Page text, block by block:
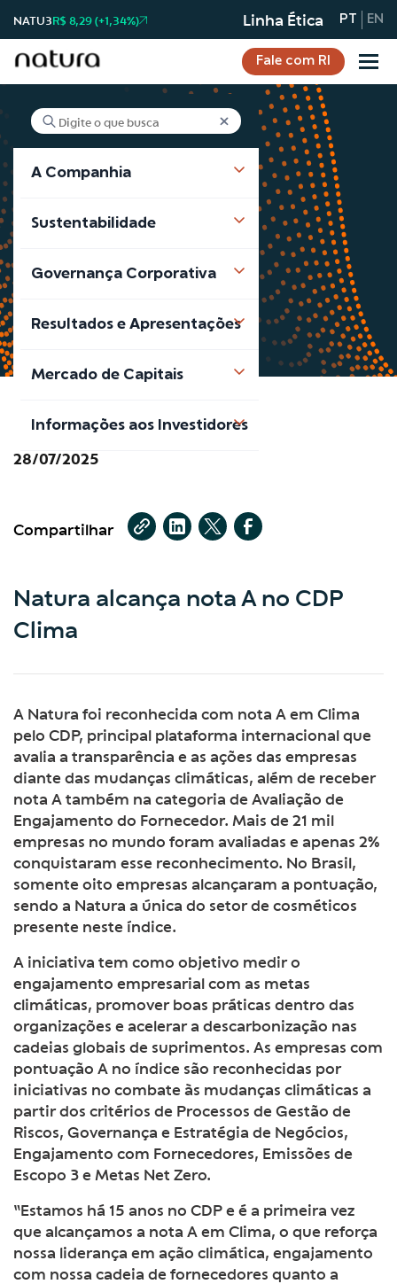
NATU3R$ 8,29 (+1,34%) Linha Ética PT EN
A Companhia
Sustentabilidade
Governança Corporativa
Resultados e Apresentações
Mercado de Capitais
Informações aos Investidores
Fale com RI
Notícias
28/07/2025
Compartilhar
Natura alcança nota A no CDP
Clima
A Natura foi reconhecida com nota A em Clima
pelo CDP, principal plataforma internacional que
avalia a transparência e as ações das empresas
diante das mudanças climáticas, além de receber
nota A também na categoria de Avaliação de
Engajamento do Fornecedor. Mais de 21 mil
empresas no mundo foram avaliadas e apenas 2%
conquistaram esse reconhecimento. No Brasil,
somente oito empresas alcançaram a pontuação,
sendo a Natura a única do setor de cosméticos
presente neste índice.
A iniciativa tem como objetivo medir o
engajamento empresarial com as metas
climáticas, promover boas práticas dentro das
organizações e acelerar a descarbonização nas
cadeias globais de suprimentos. As empresas com
pontuação A no índice são reconhecidas por
iniciativas no combate às mudanças climáticas a
partir dos critérios de Processos de Gestão de
Riscos, Governança e Estratégia de Negócios,
Engajamento com Fornecedores, Emissões de
Escopo 3 e Metas Net Zero.
“Estamos há 15 anos no CDP e é a primeira vez
que alcançamos a nota A em Clima, o que reforça
nossa liderança em ação climática, engajamento
com nossa cadeia de fornecedores quanto a